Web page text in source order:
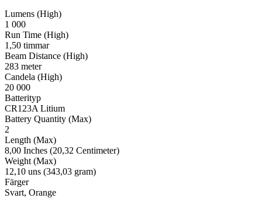
Lumens (High)
1 000
Run Time (High)
1,50 timmar
Beam Distance (High)
283 meter
Candela (High)
20 000
Batterityp
CR123A Litium
Battery Quantity (Max)
2
Length (Max)
8,00 Inches (20,32 Centimeter)
Weight (Max)
12,10 uns (343,03 gram)
Färger
Svart, Orange